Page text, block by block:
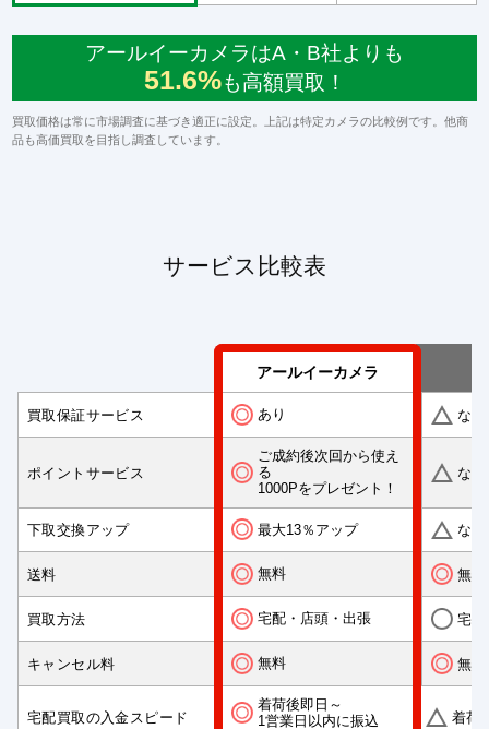
アールイーカメラはA・B社よりも
51.6%も高額買取！
買取価格は常に市場調査に基づき適正に設定。上記は特定カメラの比較例です。他商
品も高価買取を目指し調査しています。
サービス比較表
アールイーカメラ
買取保証サービス あり なし
ポイントサービス
ご成約後次回から使え
る
1000Pをプレゼント！
なし
下取交換アップ 最大13％アップ なし
送料 無料 無料
買取方法 宅配・店頭・出張 宅配
キャンセル料 無料 無料
宅配買取の入金スピード
着荷後即日～
1営業日以内に振込
着荷